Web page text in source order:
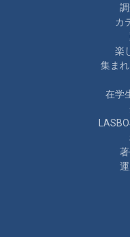
カ
楽
集ま
在学